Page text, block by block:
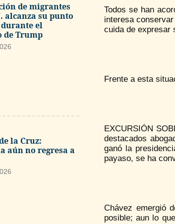
de migrantes
alcanza su punto
el
de Trump
la Cruz:
aún no regresa a
Todos se han
interesa
cuida de expresar
Frente a esta
EXCURSIÓN
destacados
ganó la
payaso, se ha
Chávez emergió
posible; aun lo